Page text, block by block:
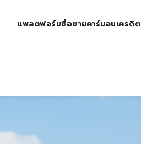
แพลตฟอร์มซื้อขายคาร์บอนเครดิต